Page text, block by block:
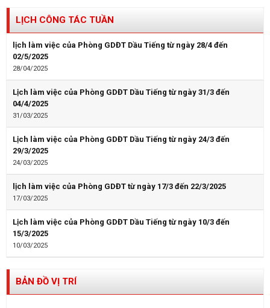
LỊCH CÔNG TÁC TUẦN
lịch làm việc của Phòng GDĐT Dầu Tiếng từ ngày 28/4 đến
02/5/2025
28/04/2025
Lịch làm việc của Phòng GDĐT Dầu Tiếng từ ngày 31/3 đến
04/4/2025
31/03/2025
Lịch làm việc của Phòng GDĐT Dầu Tiếng từ ngày 24/3 đến
29/3/2025
24/03/2025
lịch làm việc của Phòng GDĐT từ ngày 17/3 đến 22/3/2025
17/03/2025
Lịch làm việc của Phòng GDĐT Dầu Tiếng từ ngày 10/3 đến
15/3/2025
10/03/2025
BẢN ĐỒ VỊ TRÍ